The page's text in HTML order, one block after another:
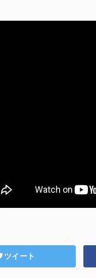
ツイート